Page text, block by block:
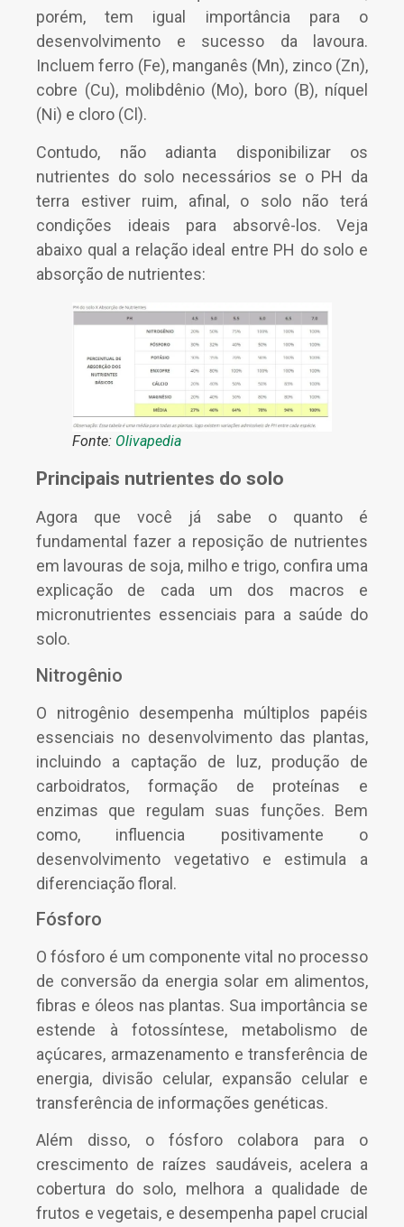
porém, tem igual importância para o
desenvolvimento e sucesso da lavoura.
Incluem ferro (Fe), manganês (Mn), zinco (Zn),
cobre (Cu), molibdênio (Mo), boro (B), níquel
(Ni) e cloro (Cl).
Contudo, não adianta disponibilizar os
nutrientes do solo necessários se o PH da
terra estiver ruim, afinal, o solo não terá
condições ideais para absorvê-los. Veja
abaixo qual a relação ideal entre PH do solo e
absorção de nutrientes:
Fonte: Olivapedia
Principais nutrientes do solo
Agora que você já sabe o quanto é
fundamental fazer a reposição de nutrientes
em lavouras de soja, milho e trigo, confira uma
explicação de cada um dos macros e
micronutrientes essenciais para a saúde do
solo.
Nitrogênio
O nitrogênio desempenha múltiplos papéis
essenciais no desenvolvimento das plantas,
incluindo a captação de luz, produção de
carboidratos, formação de proteínas e
enzimas que regulam suas funções. Bem
como, influencia positivamente o
desenvolvimento vegetativo e estimula a
diferenciação floral.
Fósforo
O fósforo é um componente vital no processo
de conversão da energia solar em alimentos,
fibras e óleos nas plantas. Sua importância se
estende à fotossíntese, metabolismo de
açúcares, armazenamento e transferência de
energia, divisão celular, expansão celular e
transferência de informações genéticas.
Além disso, o fósforo colabora para o
crescimento de raízes saudáveis, acelera a
cobertura do solo, melhora a qualidade de
frutos e vegetais, e desempenha papel crucial